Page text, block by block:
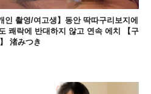
촬영/여고생】동안 딱따구리보지에
쾌락에 반대하지 않고 연속 에치 【구
渚みつき